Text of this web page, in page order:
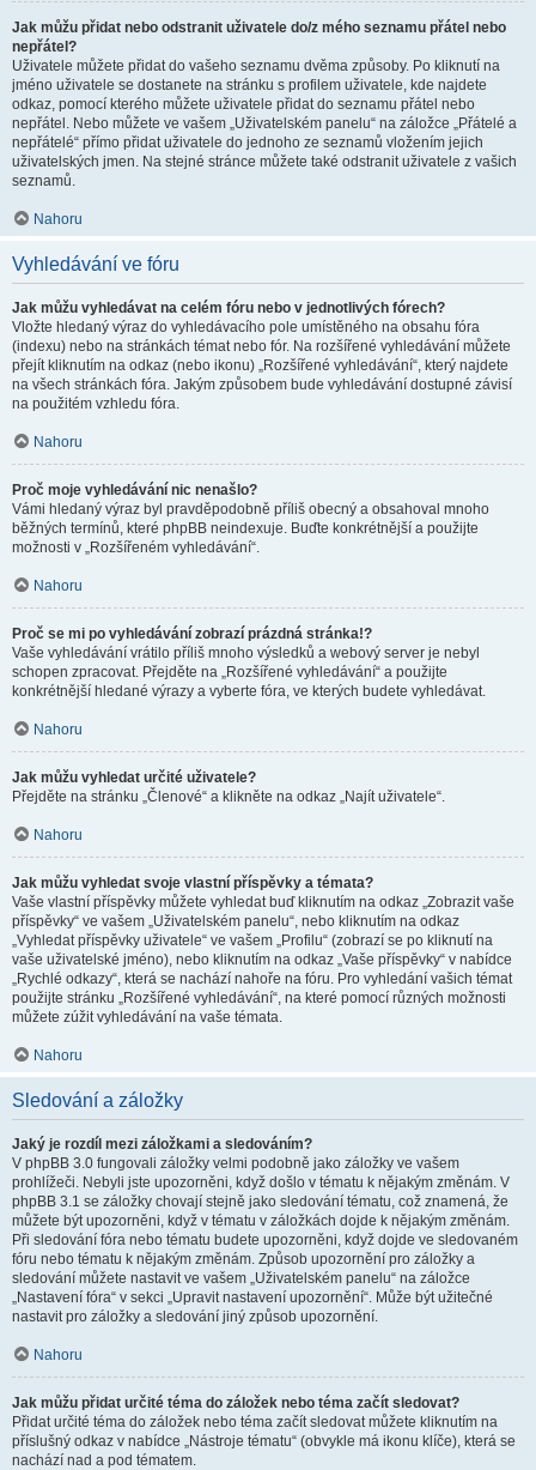
Jak můžu přidat nebo odstranit uživatele do/z mého seznamu přátel nebo
nepřátel?
Uživatele můžete přidat do vašeho seznamu dvěma způsoby. Po kliknutí na
jméno uživatele se dostanete na stránku s profilem uživatele, kde najdete
odkaz, pomocí kterého můžete uživatele přidat do seznamu přátel nebo
nepřátel. Nebo můžete ve vašem „Uživatelském panelu“ na záložce „Přátelé a
nepřátelé“ přímo přidat uživatele do jednoho ze seznamů vložením jejich
uživatelských jmen. Na stejné stránce můžete také odstranit uživatele z vašich
seznamů.
Nahoru
Vyhledávání ve fóru
Jak můžu vyhledávat na celém fóru nebo v jednotlivých fórech?
Vložte hledaný výraz do vyhledávacího pole umístěného na obsahu fóra
(indexu) nebo na stránkách témat nebo fór. Na rozšířené vyhledávání můžete
přejít kliknutím na odkaz (nebo ikonu) „Rozšířené vyhledávání“, který najdete
na všech stránkách fóra. Jakým způsobem bude vyhledávání dostupné závisí
na použitém vzhledu fóra.
Nahoru
Proč moje vyhledávání nic nenašlo?
Vámi hledaný výraz byl pravděpodobně příliš obecný a obsahoval mnoho
běžných termínů, které phpBB neindexuje. Buďte konkrétnější a použijte
možnosti v „Rozšířeném vyhledávání“.
Nahoru
Proč se mi po vyhledávání zobrazí prázdná stránka!?
Vaše vyhledávání vrátilo příliš mnoho výsledků a webový server je nebyl
schopen zpracovat. Přejděte na „Rozšířené vyhledávání“ a použijte
konkrétnější hledané výrazy a vyberte fóra, ve kterých budete vyhledávat.
Nahoru
Jak můžu vyhledat určité uživatele?
Přejděte na stránku „Členové“ a klikněte na odkaz „Najít uživatele“.
Nahoru
Jak můžu vyhledat svoje vlastní příspěvky a témata?
Vaše vlastní příspěvky můžete vyhledat buď kliknutím na odkaz „Zobrazit vaše
příspěvky“ ve vašem „Uživatelském panelu“, nebo kliknutím na odkaz
„Vyhledat příspěvky uživatele“ ve vašem „Profilu“ (zobrazí se po kliknutí na
vaše uživatelské jméno), nebo kliknutím na odkaz „Vaše příspěvky“ v nabídce
„Rychlé odkazy“, která se nachází nahoře na fóru. Pro vyhledání vašich témat
použijte stránku „Rozšířené vyhledávání“, na které pomocí různých možnosti
můžete zúžit vyhledávání na vaše témata.
Nahoru
Sledování a záložky
Jaký je rozdíl mezi záložkami a sledováním?
V phpBB 3.0 fungovali záložky velmi podobně jako záložky ve vašem
prohlížeči. Nebyli jste upozorněni, když došlo v tématu k nějakým změnám. V
phpBB 3.1 se záložky chovají stejně jako sledování tématu, což znamená, že
můžete být upozorněni, když v tématu v záložkách dojde k nějakým změnám.
Při sledování fóra nebo tématu budete upozorněni, když dojde ve sledovaném
fóru nebo tématu k nějakým změnám. Způsob upozornění pro záložky a
sledování můžete nastavit ve vašem „Uživatelském panelu“ na záložce
„Nastavení fóra“ v sekci „Upravit nastavení upozornění“. Může být užitečné
nastavit pro záložky a sledování jiný způsob upozornění.
Nahoru
Jak můžu přidat určité téma do záložek nebo téma začít sledovat?
Přidat určité téma do záložek nebo téma začít sledovat můžete kliknutím na
příslušný odkaz v nabídce „Nástroje tématu“ (obvykle má ikonu klíče), která se
nachází nad a pod tématem.